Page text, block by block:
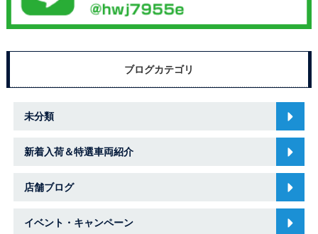
ブログカテゴリ
未分類
新着入荷＆特選車両紹介
店舗ブログ
イベント・キャンペーン